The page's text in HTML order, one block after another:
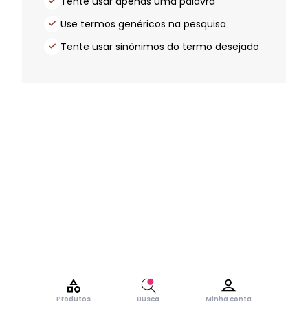
Produtos Busca Minha conta
Use termos genéricos na pesquisa
Tente usar sinônimos do termo desejado